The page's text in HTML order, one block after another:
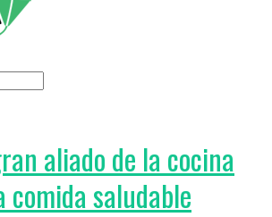
aliado de la cocina
saludable